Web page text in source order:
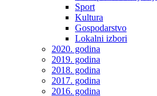
Sport
Kultura
Gospodarstvo
Lokalni izbori
2020. godina
2019. godina
2018. godina
2017. godina
2016. godina